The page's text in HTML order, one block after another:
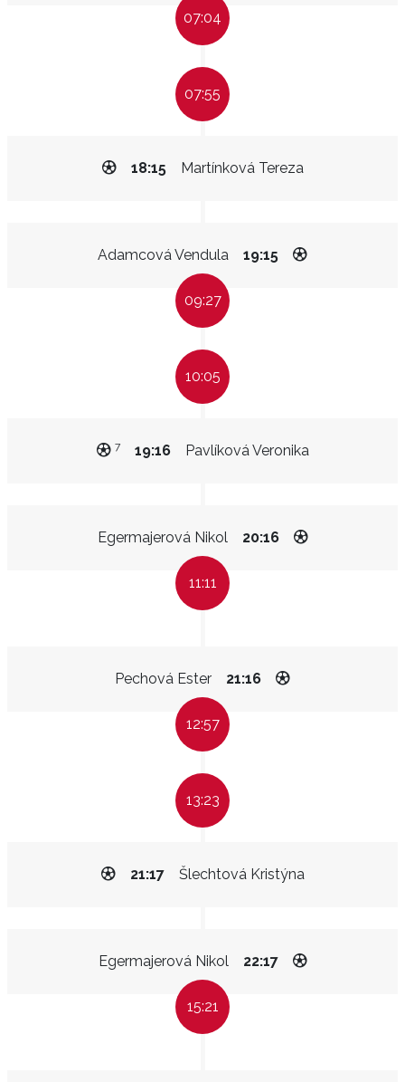
07:04
07:55
Martínková Tereza
18:15
Adamcová Vendula 19:15
09:27
10:05
Pavlíková Veronika
19:16
7
Egermajerová Nikol 20:16
11:11
Pechová Ester 21:16
12:57
13:23
Šlechtová Kristýna
21:17
Egermajerová Nikol 22:17
15:21